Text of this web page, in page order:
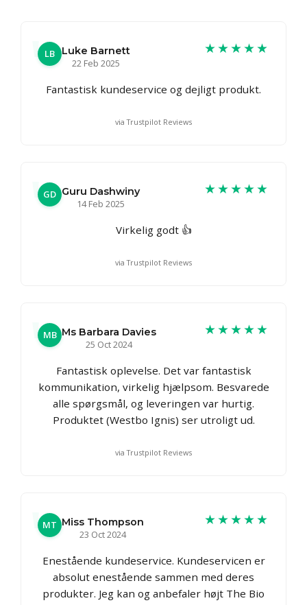
LB
Luke Barnett
22 Feb 2025
★★★★★
Fantastisk kundeservice og dejligt produkt.
via Trustpilot Reviews
GD Guru Dashwiny
14 Feb 2025
★★★★★
Virkelig godt 👍
via Trustpilot Reviews
MB Ms Barbara Davies
25 Oct 2024
★★★★★
Fantastisk oplevelse. Det var fantastisk
kommunikation, virkelig hjælpsom. Besvarede
alle spørgsmål, og leveringen var hurtig.
Produktet (Westbo Ignis) ser utroligt ud.
via Trustpilot Reviews
MT Miss Thompson
23 Oct 2024
★★★★★
Enestående kundeservice. Kundeservicen er
absolut enestående sammen med deres
produkter. Jeg kan og anbefaler højt The Bio